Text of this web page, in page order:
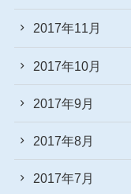
2017年11月
2017年10月
2017年9月
2017年8月
2017年7月